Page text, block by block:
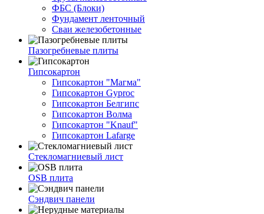
ФБС (Блоки)
Фундамент ленточный
Сваи железобетонные
Пазогребневые плиты
Гипсокартон
Гипсокартон "Магма"
Гипсокартон Gyproc
Гипсокартон Белгипс
Гипсокартон Волма
Гипсокартон "Knauf"
Гипсокартон Lafarge
Стекломагниевый лист
OSB плита
Сэндвич панели